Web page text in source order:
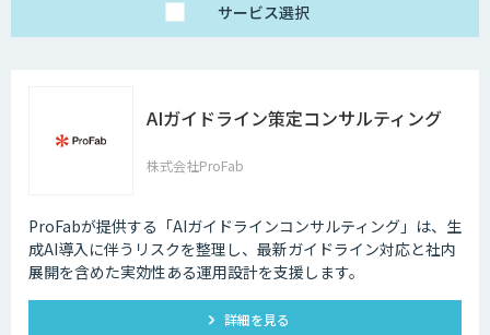
サービス選択
AIガイドライン策定コンサルティング
株式会社ProFab
ProFabが提供する「AIガイドラインコンサルティング」は、生
成AI導入に伴うリスクを整理し、最新ガイドライン対応と社内
展開を含めた実効性ある運用設計を支援します。
詳細を見る